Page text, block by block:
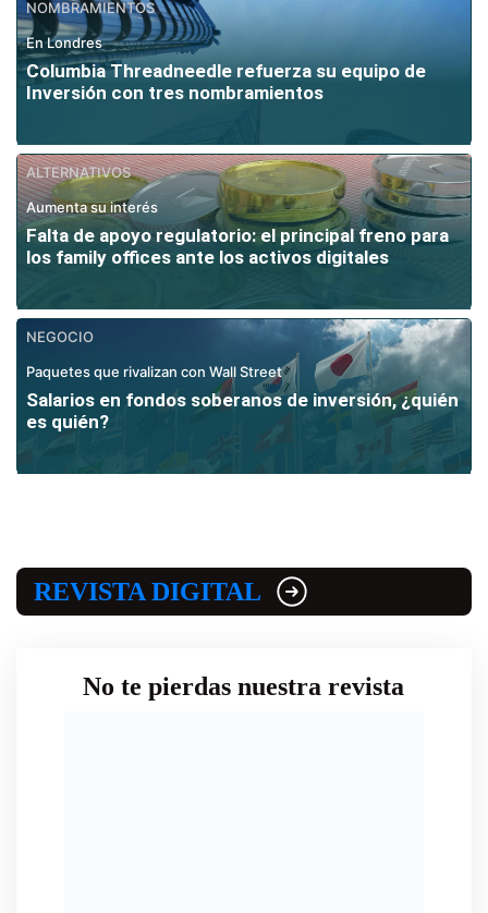
NOMBRAMIENTOS
En Londres
Columbia Threadneedle refuerza su equipo de
Inversión con tres nombramientos
ALTERNATIVOS
Aumenta su interés
Falta de apoyo regulatorio: el principal freno para
los family offices ante los activos digitales
NEGOCIO
Paquetes que rivalizan con Wall Street
Salarios en fondos soberanos de inversión, ¿quién
es quién?
REVISTA DIGITAL
No te pierdas nuestra revista